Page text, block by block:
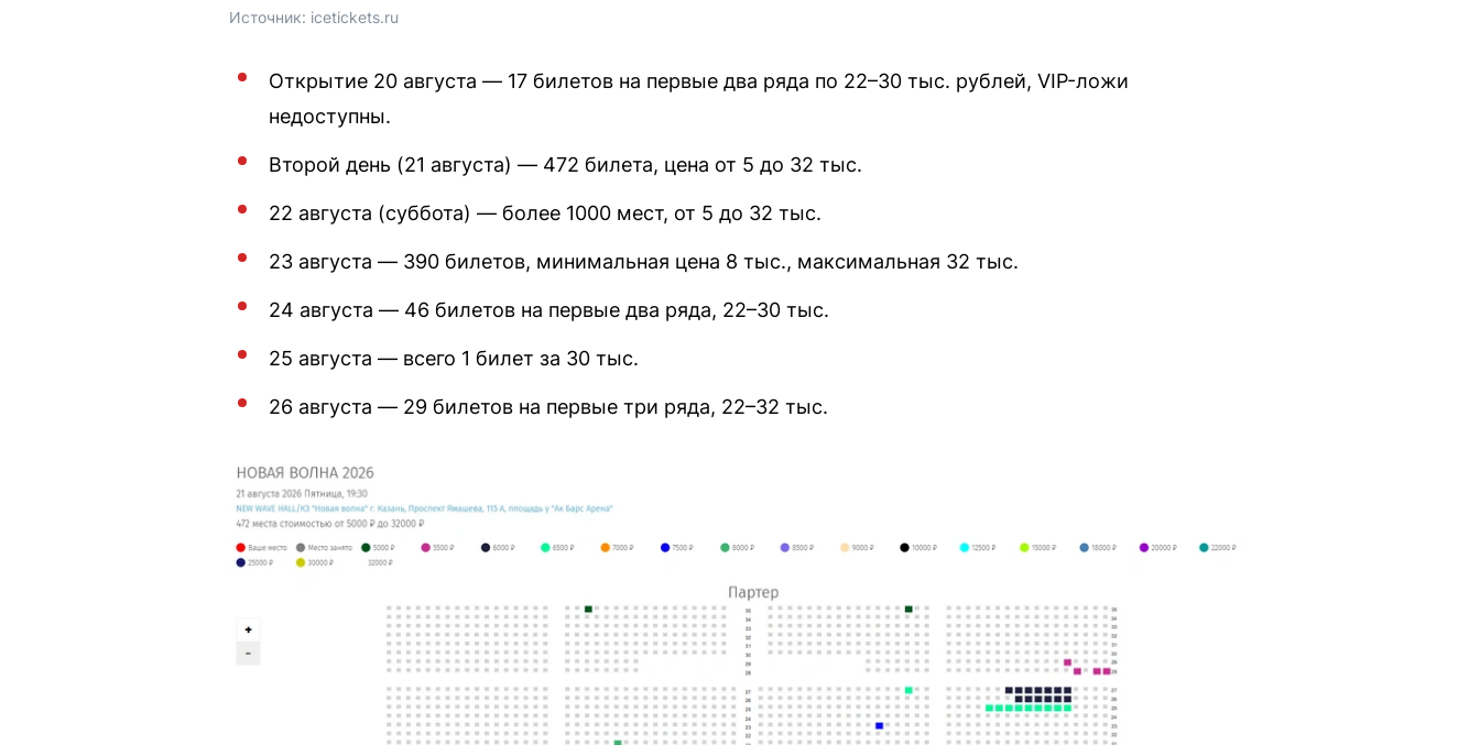
Источник: icetickets.ru
Открытие 20 августа — 17 билетов на первые два ряда по 22–30 тыс. рублей, VIP-ложи
недоступны.
Второй день (21 августа) — 472 билета, цена от 5 до 32 тыс.
22 августа (суббота) — более 1000 мест, от 5 до 32 тыс.
23 августа — 390 билетов, минимальная цена 8 тыс., максимальная 32 тыс.
24 августа — 46 билетов на первые два ряда, 22–30 тыс.
25 августа — всего 1 билет за 30 тыс.
26 августа — 29 билетов на первые три ряда, 22–32 тыс.